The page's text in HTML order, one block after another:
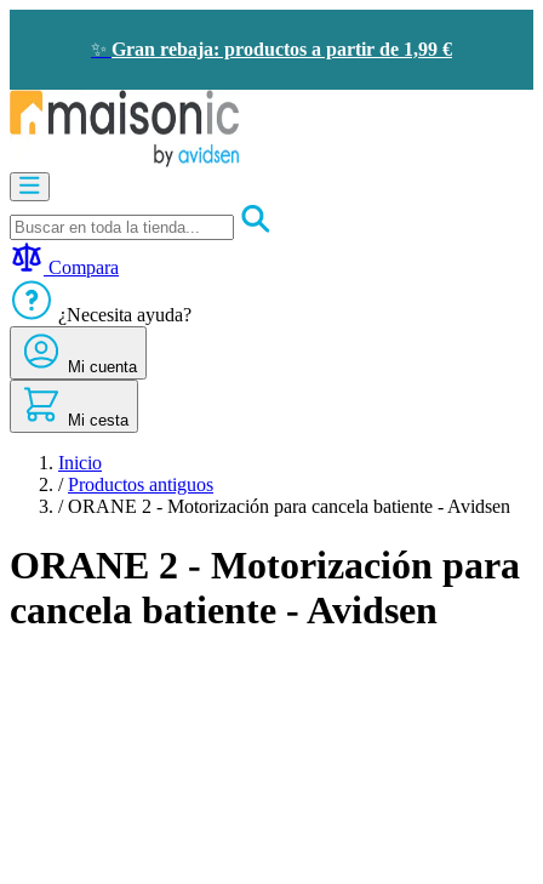
✨ Gran rebaja: productos a partir de 1,99 €
Audioporteros
y
videoporteros
-
ahorro
de
energía
Seguridad
Confort
Oportunidades
Compara
¿Necesita ayuda?
Mi cuenta
Mi cesta
Inicio
/ Productos antiguos
/ ORANE 2 - Motorización para cancela batiente - Avidsen
ORANE 2 - Motorización para
cancela batiente - Avidsen